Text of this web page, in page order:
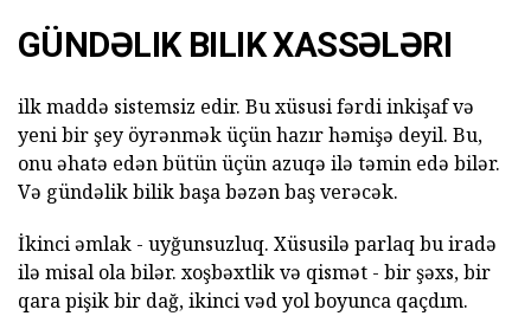
GÜNDƏLIK BILIK XASSƏLƏRI
ilk maddə sistemsiz edir. Bu xüsusi fərdi inkişaf və
yeni bir şey öyrənmək üçün hazır həmişə deyil. Bu,
onu əhatə edən bütün üçün azuqə ilə təmin edə bilər.
Və gündəlik bilik başa bəzən baş verəcək.
İkinci əmlak - uyğunsuzluq. Xüsusilə parlaq bu iradə
ilə misal ola bilər. xoşbəxtlik və qismət - bir şəxs, bir
qara pişik bir dağ, ikinci vəd yol boyunca qaçdım.